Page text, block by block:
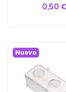
0,50
Nuevo